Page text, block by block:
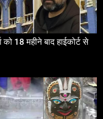
18 महीने बाद हाईकोर्ट से